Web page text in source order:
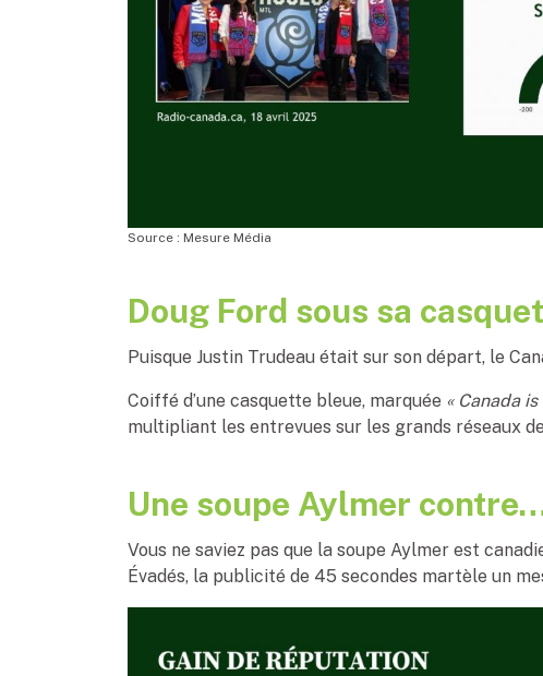
Source : Mesure Média
Doug Ford sous sa
Puisque Justin Trudeau était sur son départ, le
Coiffé d’une casquette bleue, marquée « Canada
multipliant les entrevues sur les grands réseaux
Une soupe Aylmer
Vous ne saviez pas que la soupe Aylmer est
Évadés, la publicité de 45 secondes martèle un